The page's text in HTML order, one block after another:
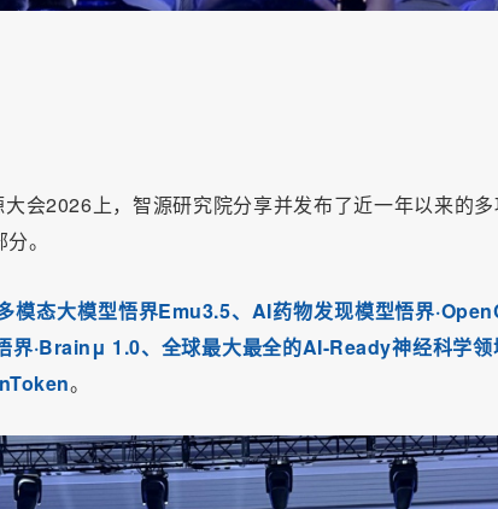
会2026上，智源研究院分享并发布了近一年以来的
。
模态大模型悟界Emu3.5、AI药物发现模型悟界
界·Brainμ 1.0、 全球最大最全的AI-Ready神经科学
。